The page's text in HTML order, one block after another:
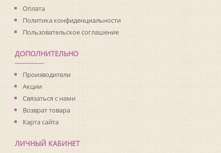
Оплата
Политика конфиденциальности
Пользовательское соглашение
ДОПОЛНИТЕЛЬНО
Производители
Акции
Связаться с нами
Возврат товара
Карта сайта
ЛИЧНЫЙ КАБИНЕТ